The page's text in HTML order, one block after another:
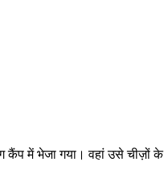
में भेजा गया। वहां उसे चीज़ों